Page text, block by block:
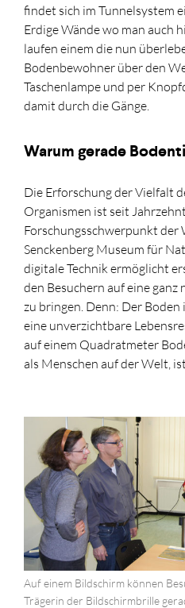
findet sich im Tunnelsystem
Erdige Wände wo man auch
laufen einem die nun
Bodenbewohner über den
Taschenlampe und per
damit durch die Gänge.
Warum gerade
Die Erforschung der Vielfalt
Organismen ist seit
Forschungsschwerpunkt der
Senckenberg Museum für
digitale Technik ermöglicht
den Besuchern auf eine
zu bringen. Denn: Der
eine unverzichtbare
auf einem Quadratmeter
als Menschen auf der Welt,
Auf einem Bildschirm können
Trägerin der Bildschirmbrille